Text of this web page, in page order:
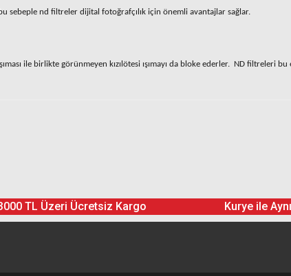
sebeple nd filtreler dijital fotoğrafçılık için önemli avantajlar sağlar.
ile birlikte görünmeyen kızılötesi ışımayı da bloke ederler. ND filtreleri
TL Üzeri Ücretsiz Kargo Kurye ile